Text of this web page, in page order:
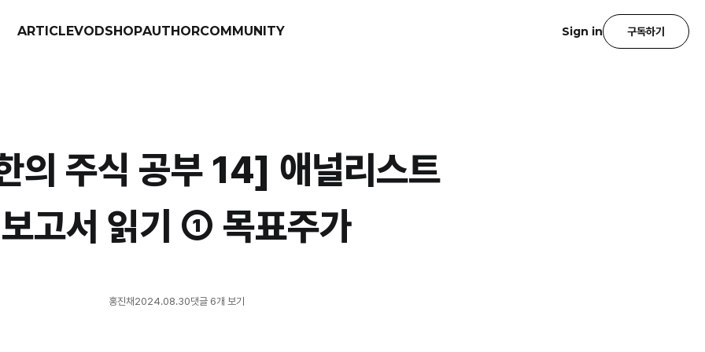
ARTICLEVODSHOPAUTHORCOMMUNITY Sign in 구독하기
의 주식 공부 14] 애널리스트
보고서 읽기 ① 목표주가
홍진채 2024.08.30댓글 6개 보기